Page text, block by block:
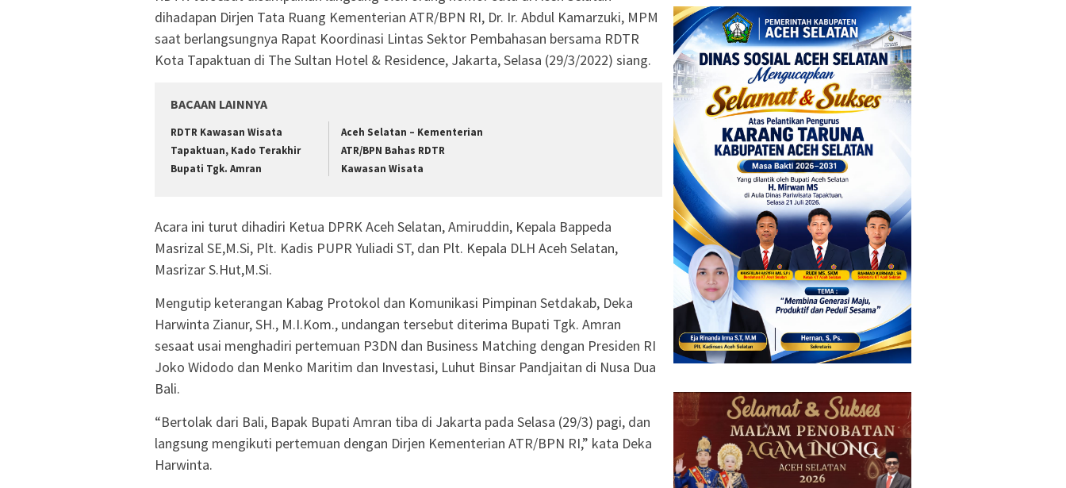
dihadapan Dirjen Tata Ruang Kementerian ATR/BPN RI, Dr. Ir. Abdul Kamarzuki, MPM
saat berlangsungnya Rapat Koordinasi Lintas Sektor Pembahasan bersama RDTR
Kota Tapaktuan di The Sultan Hotel & Residence, Jakarta, Selasa (29/3/2022) siang.
BACAAN LAINNYA
RDTR Kawasan Wisata
Tapaktuan, Kado Terakhir
Bupati Tgk. Amran
Aceh Selatan – Kementerian
ATR/BPN Bahas RDTR
Kawasan Wisata
Acara ini turut dihadiri Ketua DPRK Aceh Selatan, Amiruddin, Kepala Bappeda
Masrizal SE,M.Si, Plt. Kadis PUPR Yuliadi ST, dan Plt. Kepala DLH Aceh Selatan,
Masrizar S.Hut,M.Si.
Mengutip keterangan Kabag Protokol dan Komunikasi Pimpinan Setdakab, Deka
Harwinta Zianur, SH., M.I.Kom., undangan tersebut diterima Bupati Tgk. Amran
sesaat usai menghadiri pertemuan P3DN dan Business Matching dengan Presiden RI
Joko Widodo dan Menko Maritim dan Investasi, Luhut Binsar Pandjaitan di Nusa Dua
Bali.
“Bertolak dari Bali, Bapak Bupati Amran tiba di Jakarta pada Selasa (29/3) pagi, dan
langsung mengikuti pertemuan dengan Dirjen Kementerian ATR/BPN RI,” kata Deka
Harwinta.